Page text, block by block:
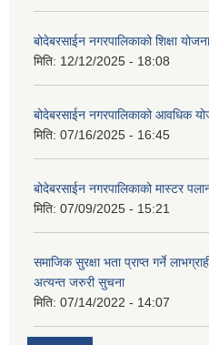
बोदेबरसाईन नगरपालिकाको शिक्षा योजना
मिति: 12/12/2025 - 18:08
बोदेबरसाईन नगरपालिकाको आवधिक
मिति: 07/16/2025 - 16:45
बोदेबरसाईन नगरपालिकाको मास्टर
मिति: 07/09/2025 - 15:21
समाजिक सुरक्षा भता प्राप्त गर्ने
अत्यन्त जरुरी सुचना
मिति: 07/14/2022 - 14:07